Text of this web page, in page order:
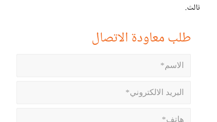
ثالث.
طلب معاودة الاتصال